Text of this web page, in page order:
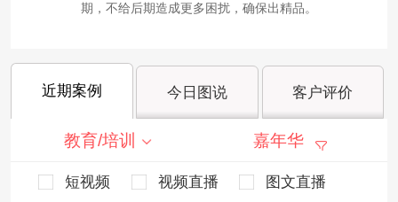
期，不给后期造成更多困扰，确保出精品。
近期案例 今日图说 客户评价
教育/培训 嘉年华
短视频 视频直播
图文直播